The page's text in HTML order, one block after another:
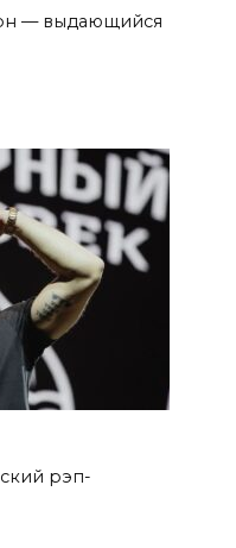
— выдающийся
рэп-